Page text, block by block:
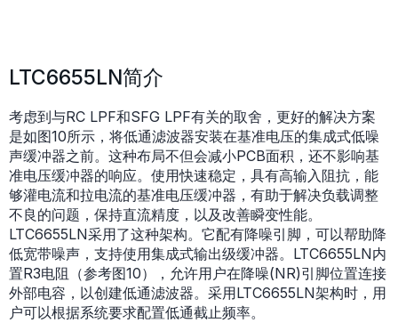
LTC6655LN简介
考虑到与RC LPF和SFG LPF有关的取舍，更好的解决方案
是如图10所示，将低通滤波器安装在基准电压的集成式低噪
声缓冲器之前。这种布局不但会减小PCB面积，还不影响基
准电压缓冲器的响应。使用快速稳定，具有高输入阻抗，能
够灌电流和拉电流的基准电压缓冲器，有助于解决负载调整
不良的问题，保持直流精度，以及改善瞬变性能。
LTC6655LN采用了这种架构。它配有降噪引脚，可以帮助降
低宽带噪声，支持使用集成式输出级缓冲器。LTC6655LN内
置R3电阻（参考图10），允许用户在降噪(NR)引脚位置连接
外部电容，以创建低通滤波器。采用LTC6655LN架构时，用
户可以根据系统要求配置低通截止频率。